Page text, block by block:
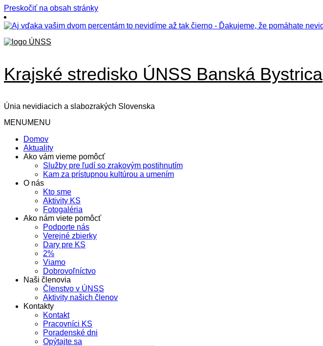
Preskočiť na obsah stránky
Krajské stredisko ÚNSS Banská Bystrica
Únia nevidiacich a slabozrakých Slovenska
MENUMENU
Domov
Aktuality
Ako vám vieme pomôcť
Služby pre ľudí so zrakovým postihnutím
Kam za prístupnou kultúrou a umením
O nás
Kto sme
Aktivity KS
Fotogaléria
Ako nám viete pomôcť
Podporte nás
Verejné zbierky
Dary pre KS
2%
Viamo
Dobrovoľníctvo
Naši členovia
Členstvo v ÚNSS
Aktivity našich členov
Kontakty
Kontakt
Pracovníci KS
Poradenské dni
Opýtajte sa